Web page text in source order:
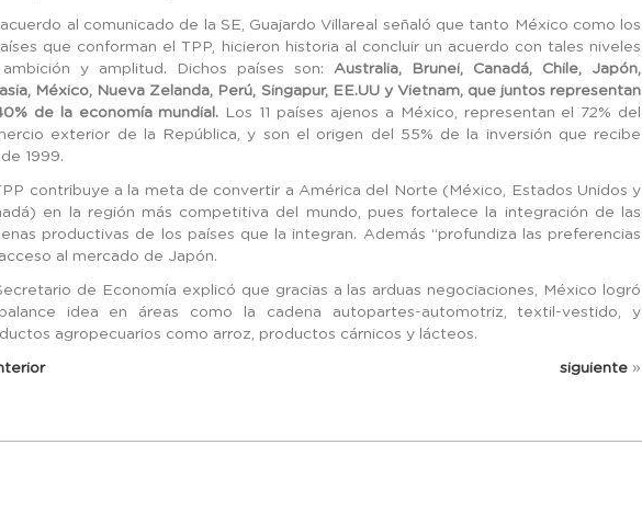
al comunicado de la SE, Guajardo Villareal señaló que tanto México como los
que conforman el TPP, hicieron historia al concluir un acuerdo con tales niveles
y amplitud. Dichos países son: Australia, Brunei, Canadá, Chile, Japón,
México, Nueva Zelanda, Perú, Singapur, EE.UU y Vietnam, que juntos representan
de la economía mundial. Los 11 países ajenos a México, representan el 72% del
exterior de la República, y son el origen del 55% de la inversión que recibe
1999.
contribuye a la meta de convertir a América del Norte (México, Estados Unidos y
en la región más competitiva del mundo, pues fortalece la integración de las
productivas de los países que la integran. Además “profundiza las preferencias
al mercado de Japón.
de Economía explicó que gracias a las arduas negociaciones, México logró
idea en áreas como la cadena autopartes-automotriz, textil-vestido, y
agropecuarios como arroz, productos cárnicos y lácteos.
siguiente »